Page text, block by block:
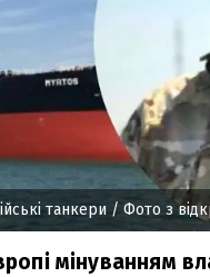
танкери / Фото з
мінуванням